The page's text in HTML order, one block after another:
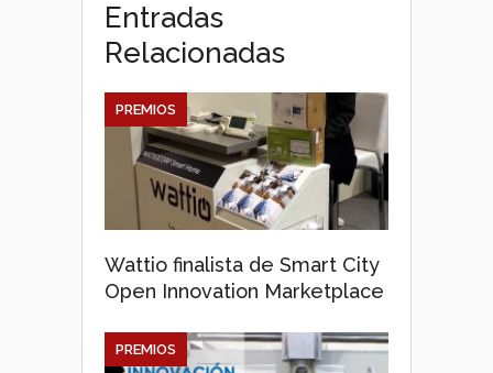
Entradas
Relacionadas
Wattio finalista de Smart City
Open Innovation Marketplace
PREMIOS
PREMIOS